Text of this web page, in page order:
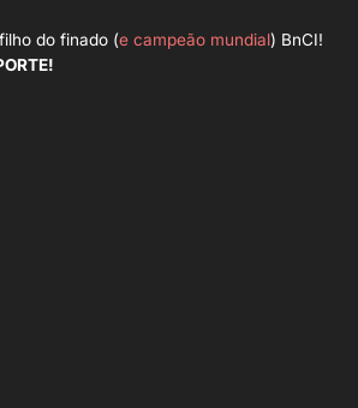
do finado (e campeão mundial) BnCI!